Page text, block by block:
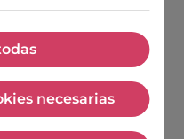
necesarias
solo las cookies
À propos